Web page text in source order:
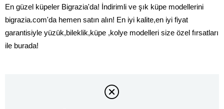
En güzel küpeler Bigrazia'da! İndirimli ve şık küpe modellerini
bigrazia.com'da hemen satın alın! En iyi kalite,en iyi fiyat
garantisiyle yüzük,bileklik,küpe ,kolye modelleri size özel fırsatları
ile burada!